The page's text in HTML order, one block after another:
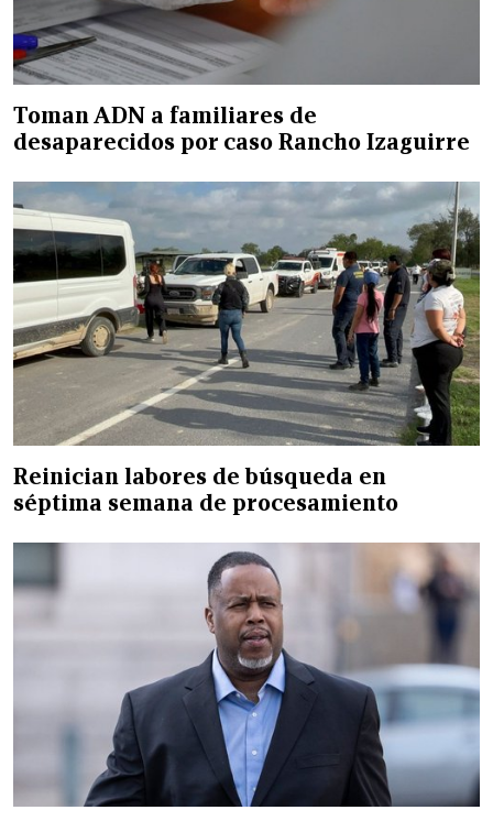
Toman ADN a familiares de
desaparecidos por caso Rancho Izaguirre
Reinician labores de búsqueda en
séptima semana de procesamiento